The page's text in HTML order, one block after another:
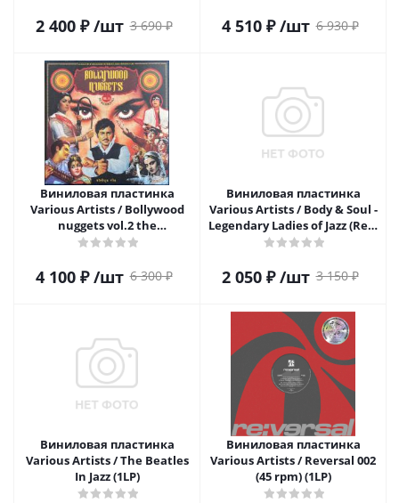
2 400₽ /шт 3 690₽ 4 510₽ /шт 6 930₽
Виниловая пластинка
Various Artists / Bollywood
nuggets vol.2 the
instrumentals (1LP)
4 100₽ /шт 6 300₽
Виниловая пластинка
Various Artists / Body & Soul -
Legendary Ladies of Jazz (Red)
(1LP)
2 050₽ /шт 3 150₽
Виниловая пластинка
Various Artists / The Beatles
In Jazz (1LP)
Виниловая пластинка
Various Artists / Reversal 002
(45 rpm) (1LP)